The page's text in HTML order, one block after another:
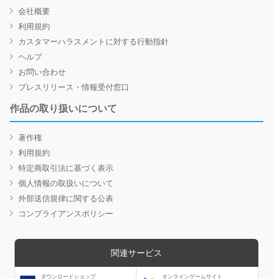
会社概要
利用規約
カスタマーハラスメントに対する行動指針
ヘルプ
お問い合わせ
プレスリリース・情報受付窓口
作品の取り扱いについて
著作権
利用規約
特定商取引法に基づく表示
個人情報の取扱いについて
外部送信規律に関する公表
コンプライアンスポリシー
関連サービス
ダウンロードショップ オンラインゲームサイト